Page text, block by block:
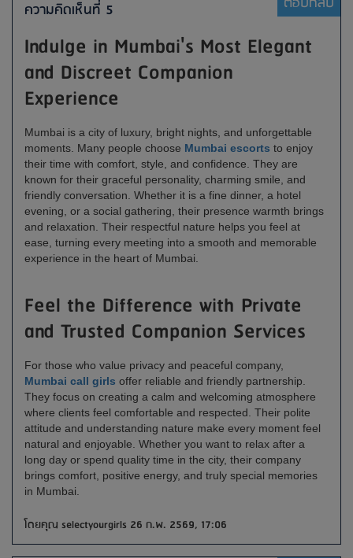
ความคิดเห็นที่ 5
Indulge in Mumbai's Most Elegant
and Discreet Companion
Experience
Mumbai is a city of luxury, bright nights, and unforgettable
moments. Many people choose Mumbai escorts to enjoy
their time with comfort, style, and confidence. They are
known for their graceful personality, charming smile, and
friendly conversation. Whether it is a fine dinner, a hotel
evening, or a social gathering, their presence warmth brings
and relaxation. Their respectful nature helps you feel at
ease, turning every meeting into a smooth and memorable
experience in the heart of Mumbai.
Feel the Difference with Private
and Trusted Companion Services
For those who value privacy and peaceful company,
Mumbai call girls offer reliable and friendly partnership.
They focus on creating a calm and welcoming atmosphere
where clients feel comfortable and respected. Their polite
attitude and understanding nature make every moment feel
natural and enjoyable. Whether you want to relax after a
long day or spend quality time in the city, their company
brings comfort, positive energy, and truly special memories
in Mumbai.
โดยคุณ selectyourgirls 26 ก.พ. 2569, 17:06